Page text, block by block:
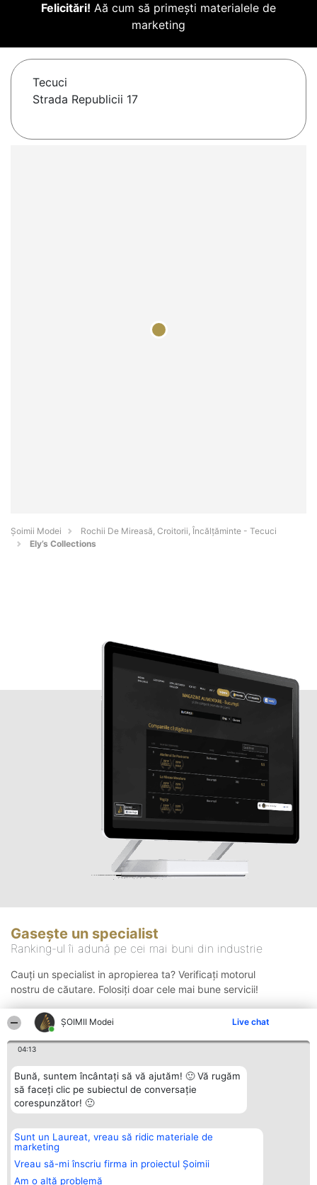
ȘOIMII Modei Live chat
04:13
Bună, suntem încântați să vă ajutăm! 🙂 Vă rugăm
să faceți clic pe subiectul de conversație
corespunzător! 🙂
Sunt un Laureat, vreau să ridic materiale de
marketing
Vreau să-mi înscriu firma in proiectul Șoimii
Am o altă problemă
Felicitări! Aă cum să primești materialele de
marketing
Tecuci
Strada Republicii 17
Șoimii Modei
Rochii De Mireasă, Croitorii, Încălțăminte - Tecuci
Ely’s Collections
Gasește un specialist
Ranking-ul îi adună pe cei mai buni din industrie
Cauți un specialist in apropierea ta? Verificați motorul
nostru de căutare. Folosiți doar cele mai bune servicii!
Organizator Ranking
BRIGHT SOLUTIONS BR SRL
Aleea Timisul De Sus 2 Bl. A30
Sc. A Et. 4 Ap. 13 Cod 061952
București
Plebiscyt
Lista Tuturor
Laureaților
Contact